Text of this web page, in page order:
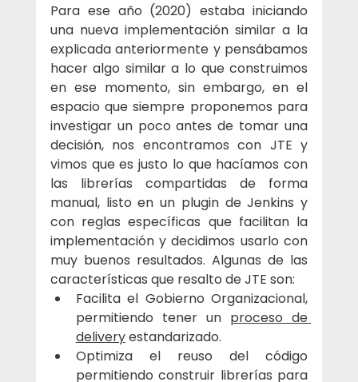
Para ese año (2020) estaba iniciando
una nueva implementación similar a la
explicada anteriormente y pensábamos
hacer algo similar a lo que construimos
en ese momento, sin embargo, en el
espacio que siempre proponemos para
investigar un poco antes de tomar una
decisión, nos encontramos con JTE y
vimos que es justo lo que hacíamos con
las librerías compartidas de forma
manual, listo en un plugin de Jenkins y
con reglas específicas que facilitan la
implementación y decidimos usarlo con
muy buenos resultados. Algunas de las
características que resalto de JTE son:
Facilita el Gobierno Organizacional,
permitiendo tener un proceso de
delivery estandarizado.
Optimiza el reuso del código
permitiendo construir librerías para